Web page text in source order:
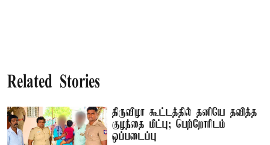
Related Stories
திருவிழா கூட்டத்தில் தனியே தவித்த
குழந்தை மீட்பு; பெற்றோரிடம்
ஒப்படைப்பு